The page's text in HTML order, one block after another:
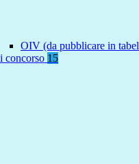
OIV (da pubblicare in
concorso 15